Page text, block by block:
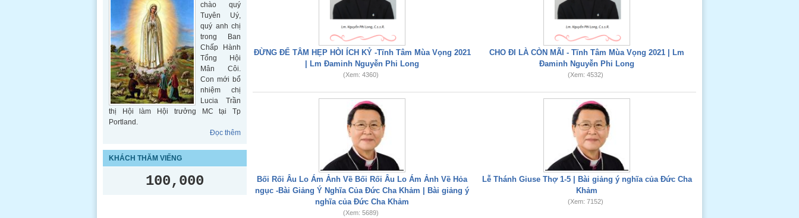
chào quý
Tuyên Uý,
quý anh chị
trong Ban
Chấp Hành
Tổng Hội
Mân Côi.
Con mới bổ
nhiệm chị
Lucia Trần
thị Hội làm Hội trưởng MC tại Tp
Portland.
Đọc thêm
KHÁCH THĂM VIẾNG
100,000
ĐỪNG ĐỂ TÂM HẸP HÒI ÍCH KỶ -Tĩnh Tâm Mùa Vọng 2021
| Lm Đaminh Nguyễn Phi Long
(Xem: 4360)
CHO ĐI LÀ CÒN MÃI - Tĩnh Tâm Mùa Vọng 2021 | Lm
Đaminh Nguyễn Phi Long
(Xem: 4532)
Bối Rối Âu Lo Ám Ảnh Về Bối Rối Âu Lo Ám Ảnh Về Hỏa
ngục -Bài Giảng Ý Nghĩa Của Đức Cha Khảm | Bài giảng ý
nghĩa của Đức Cha Khảm
(Xem: 5689)
Lễ Thánh Giuse Thợ 1-5 | Bài giảng ý nghĩa của Đức Cha
Khảm
(Xem: 7152)